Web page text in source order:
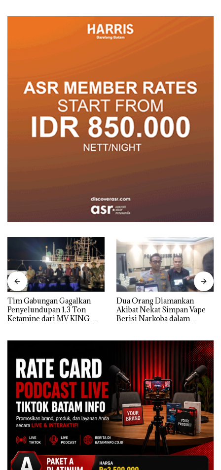
Tim Gabungan Gagalkan
Penyelundupan 1,3 Ton
Ketamine dari MV KING
Dua Orang Diamankan
Akibat Nekat Simpan Vape
Berisi Narkoba dalam